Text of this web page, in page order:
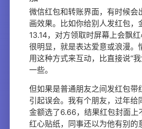
微信红包和转账界面，有时候会
画效果。比如你给别人发红包，
13.14，对方领取时屏幕上会飘
很明显，就是表达爱意或浪漫。
用这种方式来互动，比直接说“
一些。
但如果是普通朋友之间发红包带
引起误会。我有个朋友，过年给
金额选了6.66，结果红包封面上
红心贴纸，同事还以为他有别的